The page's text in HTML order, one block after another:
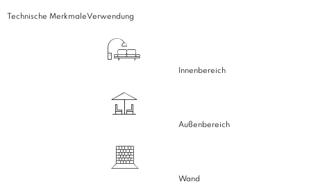
Technische MerkmaleVerwendung
Innenbereich
Außenbereich
Wand